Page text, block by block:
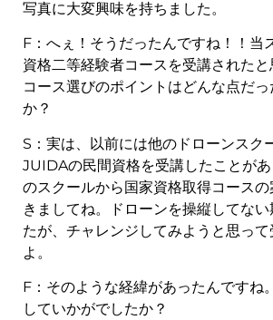
写真に大変興味を持ちました。
F：へぇ！そうだったんですね！！当
資格二等経験者コースを受講されたと
コース選びのポイントはどんな点だっ
か？
S：実は、以前には他のドローンスク
JUIDAの民間資格を受講したことが
のスクールから国家資格取得コース
きましてね。ドローンを操縦してな
たが、チャレンジしてみようと思っ
よ。
F：そのような経緯があったんですね
していかがでしたか？